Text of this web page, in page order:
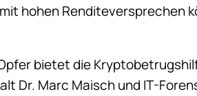
hohen Renditeversprechen
bietet die
Dr. Marc Maisch und IT-